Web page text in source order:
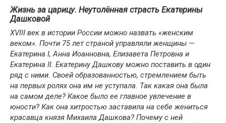
Жизнь за царицу. Неутолённая страсть Екатерины
Дашковой
XVIII век в истории России можно назвать «женским
веком». Почти 75 лет страной управляли женщины —
Екатерина I, Анна Иоанновна, Елизавета Петровна и
Екатерина II. Екатерину Дашкову можно поставить в один
ряд с ними. Своей образованностью, стремлением быть
на первых ролях она им не уступала. Так какая она была
на самом деле? Какое было ее главное увлечение в
юности? Как она хитростью заставила на себе жениться
красавца князя Михаила Дашкова? Почему с ней